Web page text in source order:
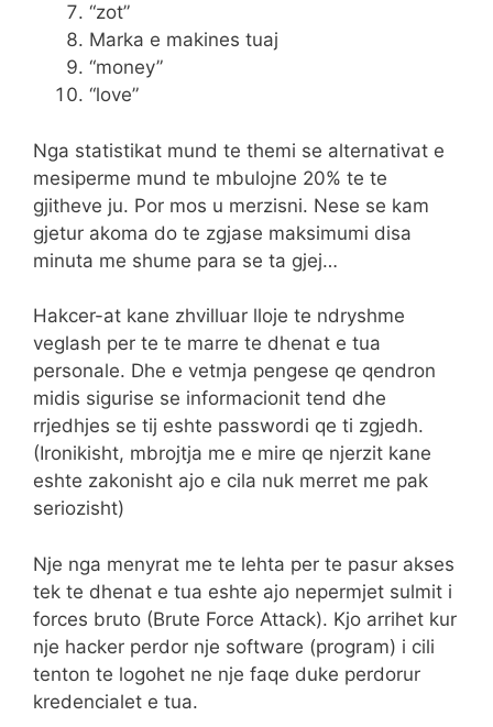
“zot”
Marka e makines tuaj
“money”
“love”
Nga statistikat mund te themi se alternativat e
mesiperme mund te mbulojne 20% te te
gjitheve ju. Por mos u merzisni. Nese se kam
gjetur akoma do te zgjase maksimumi disa
minuta me shume para se ta gjej…
Hakcer-at kane zhvilluar lloje te ndryshme
veglash per te te marre te dhenat e tua
personale. Dhe e vetmja pengese qe qendron
midis sigurise se informacionit tend dhe
rrjedhjes se tij eshte passwordi qe ti zgjedh.
(Ironikisht, mbrojtja me e mire qe njerzit kane
eshte zakonisht ajo e cila nuk merret me pak
seriozisht)
Nje nga menyrat me te lehta per te pasur akses
tek te dhenat e tua eshte ajo nepermjet sulmit i
forces bruto (Brute Force Attack). Kjo arrihet kur
nje hacker perdor nje software (program) i cili
tenton te logohet ne nje faqe duke perdorur
kredencialet e tua.